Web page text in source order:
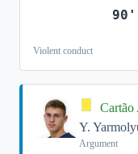
Violent conduct
Cartão
Y.
Argument